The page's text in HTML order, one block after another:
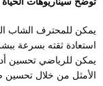
يمكن للمحترف الشاب
استعادة ثقته بسرعة
يمكن للرياضي تحسين
الأمثل من خلال تحسين